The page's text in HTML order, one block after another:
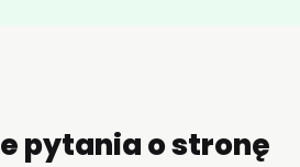
pytania o stronę